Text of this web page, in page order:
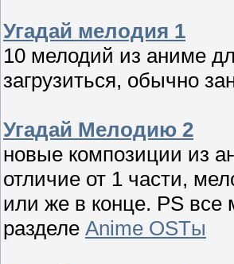
Угадай мелодия 1
10 мелодий из аниме
загрузиться, обычно
Угадай Мелодию 2
новые композиции из
отличие от 1 части,
или же в конце. PS все
разделе Anime OSTы